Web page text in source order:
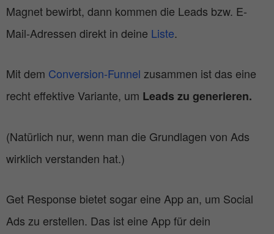
Magnet bewirbt, dann kommen die Leads bzw. E-
Mail-Adressen direkt in deine Liste.
Mit dem Conversion-Funnel zusammen ist das eine
recht effektive Variante, um Leads zu generieren.
(Natürlich nur, wenn man die Grundlagen von Ads
wirklich verstanden hat.)
Get Response bietet sogar eine App an, um Social
Ads zu erstellen. Das ist eine App für dein